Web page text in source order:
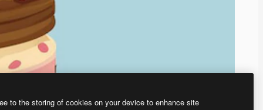
to the storing of cookies on your device to enhance site